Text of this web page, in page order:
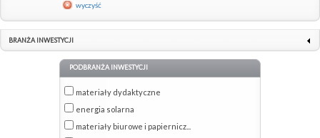
wyczyść
BRANŻA INWESTYCJI
PODBRANŻA INWESTYCJI
materiały dydaktyczne
energia solarna
materiały biurowe i papiernicz...